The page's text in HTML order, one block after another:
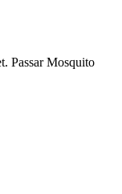
Passar Mosquito